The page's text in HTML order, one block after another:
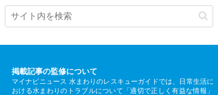
掲載記事の監修について
マイナビニュース 水まわりのレスキューガイドでは、日常生活に
おける水まわりのトラブルについて「適切で正しく有益な情報」